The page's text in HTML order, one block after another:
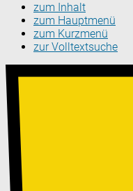
zum Inhalt
zum Hauptmenü
zum Kurzmenü
zur Volltextsuche